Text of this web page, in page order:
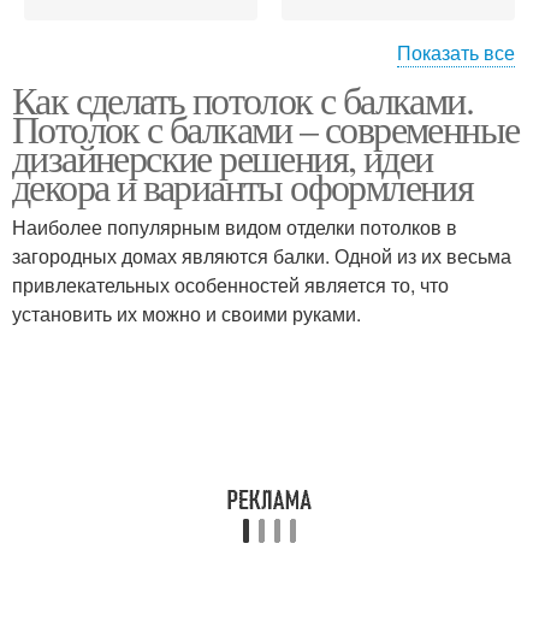
Подвесной потолок
Потолок из
гипсокартона
Потолки из
гипсокартона
Одноуровневые
потолки
Показать все
Как сделать потолок с балками.
Потолок с балками – современные
дизайнерские решения, идеи
декора и варианты оформления
Наиболее популярным видом отделки потолков в
загородных домах являются балки. Одной из их весьма
привлекательных особенностей является то, что
установить их можно и своими руками.